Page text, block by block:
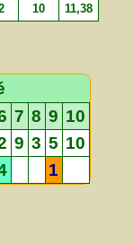
10 11,38
7 8 9 10
9 3 5 10
1